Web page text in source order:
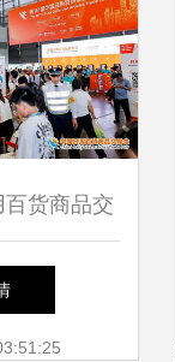
货商品交
费新趋势引
潮